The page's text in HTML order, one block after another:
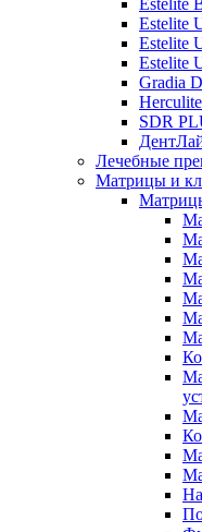
Estelite
Estelite
Estelite
Estelite
Gradia
SDR
Лечебные
Матрицы и